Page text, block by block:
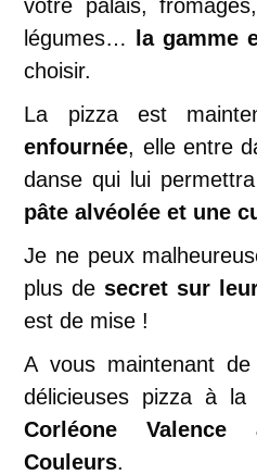
votre palais,
légumes…
la gamme
choisir.
La pizza est
enfournée, elle entre
danse qui lui
pâte alvéolée et une
Je ne peux
plus desecret sur
est de mise !
A vous maintenant
délicieuses pizza à la
Corléone
Couleurs.